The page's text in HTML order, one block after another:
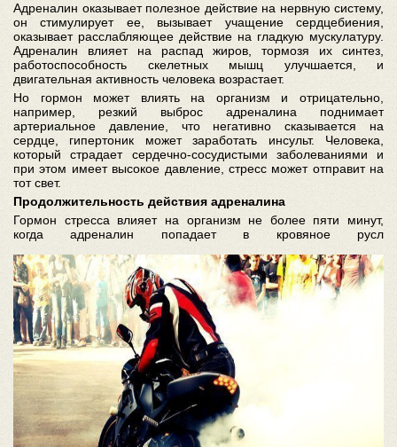
Адреналин оказывает полезное действие на нервную систему,
он стимулирует ее, вызывает учащение сердцебиения,
оказывает расслабляющее действие на гладкую мускулатуру.
Адреналин влияет на распад жиров, тормозя их синтез,
работоспособность скелетных мышц улучшается, и
двигательная активность человека возрастает.
Но гормон может влиять на организм и отрицательно,
например, резкий выброс адреналина поднимает
артериальное давление, что негативно сказывается на
сердце, гипертоник может заработать инсульт. Человека,
который страдает сердечно-сосудистыми заболеваниями и
при этом имеет высокое давление, стресс может отправит на
тот свет.
Продолжительность действия адреналина
Гормон стресса влияет на организм не более пяти минут,
когда адреналин попадает в кровяное русл